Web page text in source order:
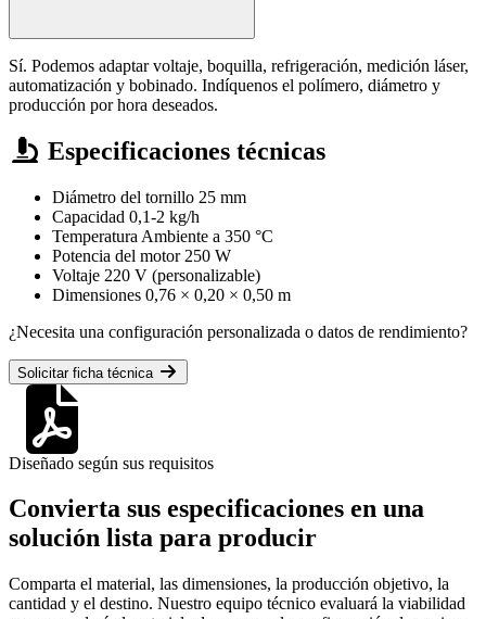
Sí. Podemos adaptar voltaje, boquilla, refrigeración, medición láser,
automatización y bobinado. Indíquenos el polímero, diámetro y
producción por hora deseados.
Especificaciones técnicas
Diámetro del tornillo 25 mm
Capacidad 0,1-2 kg/h
Temperatura Ambiente a 350 °C
Potencia del motor 250 W
Voltaje 220 V (personalizable)
Dimensiones 0,76 × 0,20 × 0,50 m
¿Necesita una configuración personalizada o datos de rendimiento?
Solicitar ficha técnica
Diseñado según sus requisitos
Convierta sus especificaciones en una
solución lista para producir
Comparta el material, las dimensiones, la producción objetivo, la
cantidad y el destino. Nuestro equipo técnico evaluará la viabilidad